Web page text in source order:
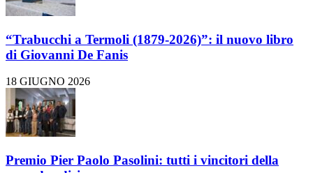
“Trabucchi a Termoli (1879-2026)”: il nuovo libro
di Giovanni De Fanis
18 GIUGNO 2026
Premio Pier Paolo Pasolini: tutti i vincitori della